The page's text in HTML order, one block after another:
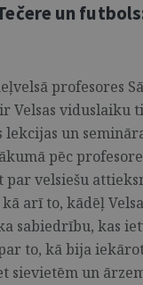
un
profesores
Velsas viduslaiku
un
pēc
velsiešu
arī to, kādēļ
sabiedrību, kas
to, kā bija
sievietēm un